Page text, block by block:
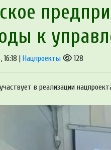
к
| Нацпроекты 128
в реализации